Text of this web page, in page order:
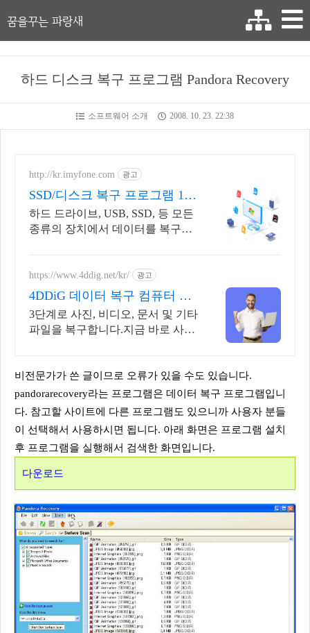
꿈을꾸는 파랑새
하드 디스크 복구 프로그램 Pandora Recovery
소프트웨어 소개 2008. 10. 23. 22:38
http://kr.imyfone.com 광고
SSD/디스크 복구 프로그램 10
0% 데이터 복구
하드 드라이브, USB, SSD, 등 모든
종류의 장치에서 데이터를 복구합
https://www.4ddig.net/kr/ 광고
4DDiG 데이터 복구 컴퓨터 데
이터 완벽 복구
3단계로 사진, 비디오, 문서 및 기타
파일을 복구합니다.지금 바로 사용
바로 사용해보세요!
비전문가가 쓴 글이므로 오류가 있을 수도 있습니다.
pandorarecovery라는 프로그램은 데이터 복구 프로그램입니
다. 참고할 사이트에 다른 프로그램도 있으니까 사용자 분들
이 선택해서 사용하시면 됩니다. 아래 화면은 프로그램 설치
후 프로그램을 실행해서 검색한 화면입니다.
다운로드